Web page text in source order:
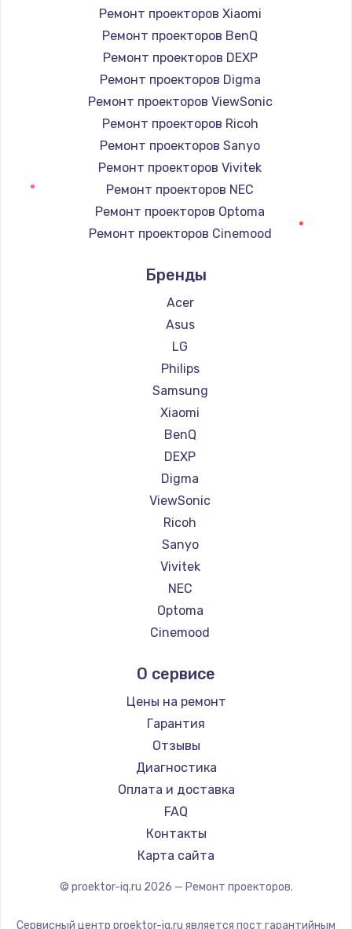
Ремонт проекторов Xiaomi
Ремонт проекторов BenQ
Ремонт проекторов DEXP
Ремонт проекторов Digma
Ремонт проекторов ViewSonic
Ремонт проекторов Ricoh
Ремонт проекторов Sanyo
Ремонт проекторов Vivitek
Ремонт проекторов NEC
Ремонт проекторов Optoma
Ремонт проекторов Cinemood
Ремонт проекторов Barco
Ремонт проекторов Xgimi
Ремонт проекторов Canon
Ремонт проекторов JVC
Ремонт проекторов Casio
Ремонт проекторов Hiper
Ремонт проекторов HITACHI
Ремонт проекторов Panasonic
Ремонт проекторов Hisense
Бренды
Acer
Asus
LG
Philips
Samsung
Xiaomi
BenQ
DEXP
Digma
ViewSonic
Ricoh
Sanyo
Vivitek
NEC
Optoma
Cinemood
Barco
Xgimi
Canon
JVC
Casio
Hiper
HITACHI
Panasonic
Hisense
О сервисе
Цены на ремонт
Гарантия
Отзывы
Диагностика
Оплата и доставка
FAQ
Контакты
Карта сайта
© proektor-iq.ru 2026 — Ремонт проекторов.
Сервисный центр proektor-iq.ru является пост гарантийным